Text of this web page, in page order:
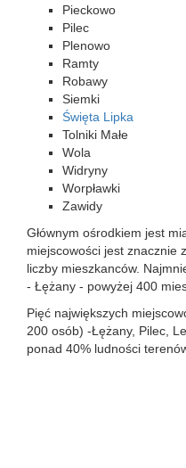
Pieckowo
Pilec
Plenowo
Ramty
Robawy
Siemki
Święta Lipka
Tolniki Małe
Wola
Widryny
Worpławki
Zawidy
Głównym ośrodkiem jest
miejscowości jest znacznie
liczby mieszkanców.
- Łężany - powyżej 400
Pięć największych
200 osób) -Łężany, Pilec,
ponad 40% ludności